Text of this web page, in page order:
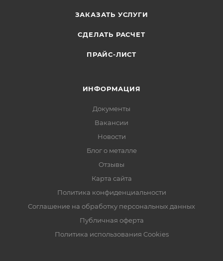
ЗАКАЗАТЬ УСЛУГИ
СДЕЛАТЬ РАСЧЕТ
ПРАЙС-ЛИСТ
ИНФОРМАЦИЯ
Документы
Вакансии
Новости
Блог о металле
Отзывы
Карта сайта
Политика конфиденциальности
Соглашение на обработку персональных данных
Публичная оферта
Политика использования Cookies